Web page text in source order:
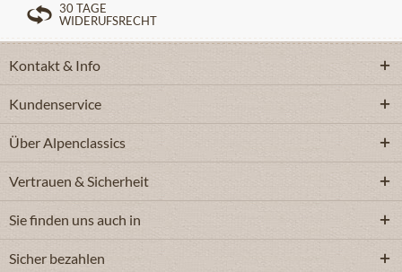
30 TAGE
WIDERUFSRECHT
Kontakt & Info
Kundenservice
Über Alpenclassics
Vertrauen & Sicherheit
Sie finden uns auch in
Sicher bezahlen